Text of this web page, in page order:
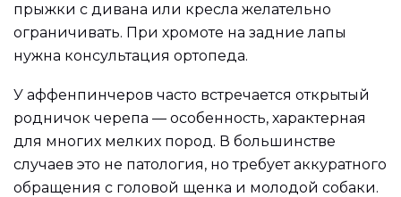
прыжки с дивана или кресла желательно
ограничивать. При хромоте на задние лапы
нужна консультация ортопеда.
У аффенпинчеров часто встречается открытый
родничок черепа — особенность, характерная
для многих мелких пород. В большинстве
случаев это не патология, но требует аккуратного
обращения с головой щенка и молодой собаки.